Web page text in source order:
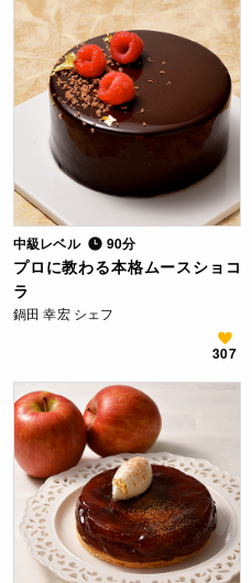
中級レベル 90分
プロに教わる本格ムースショコ
ラ
鍋田 幸宏 シェフ
307